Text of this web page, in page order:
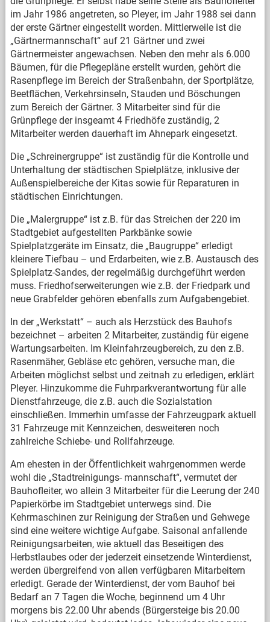
im Jahr 1986 angetreten, so Pleyer, im Jahr 1988 sei dann
der erste Gärtner eingestellt worden. Mittlerweile ist die
„Gärtnermannschaft“ auf 21 Gärtner und zwei
Gärtnermeister angewachsen. Neben den mehr als 6.000
Bäumen, für die Pflegepläne erstellt wurden, gehört die
Rasenpflege im Bereich der Straßenbahn, der Sportplätze,
Beetflächen, Verkehrsinseln, Stauden und Böschungen
zum Bereich der Gärtner. 3 Mitarbeiter sind für die
Grünpflege der insgeamt 4 Friedhöfe zuständig, 2
Mitarbeiter werden dauerhaft im Ahnepark eingesetzt.
Die „Schreinergruppe“ ist zuständig für die Kontrolle und
Unterhaltung der städtischen Spielplätze, inklusive der
Außenspielbereiche der Kitas sowie für Reparaturen in
städtischen Einrichtungen.
Die „Malergruppe“ ist z.B. für das Streichen der 220 im
Stadtgebiet aufgestellten Parkbänke sowie
Spielplatzgeräte im Einsatz, die „Baugruppe“ erledigt
kleinere Tiefbau – und Erdarbeiten, wie z.B. Austausch des
Spielplatz-Sandes, der regelmäßig durchgeführt werden
muss. Friedhofserweiterungen wie z.B. der Friedpark und
neue Grabfelder gehören ebenfalls zum Aufgabengebiet.
In der „Werkstatt“ – auch als Herzstück des Bauhofs
bezeichnet – arbeiten 2 Mitarbeiter, zuständig für eigene
Wartungsarbeiten. Im Kleinfahrzeugbereich, zu den z.B.
Rasenmäher, Gebläse etc gehören, versuche man, die
Arbeiten möglichst selbst und zeitnah zu erledigen, erklärt
Pleyer. Hinzukomme die Fuhrparkverantwortung für alle
Dienstfahrzeuge, die z.B. auch die Sozialstation
einschließen. Immerhin umfasse der Fahrzeugpark aktuell
31 Fahrzeuge mit Kennzeichen, desweiteren noch
zahlreiche Schiebe- und Rollfahrzeuge.
Am ehesten in der Öffentlichkeit wahrgenommen werde
wohl die „Stadtreinigungs- mannschaft“, vermutet der
Bauhofleiter, wo allein 3 Mitarbeiter für die Leerung der 240
Papierkörbe im Stadtgebiet unterwegs sind. Die
Kehrmaschinen zur Reinigung der Straßen und Gehwege
sind eine weitere wichtige Aufgabe. Saisonal anfallende
Reinigungsarbeiten, wie aktuell das Beseitigen des
Herbstlaubes oder der jederzeit einsetzende Winterdienst,
werden übergreifend von allen verfügbaren Mitarbeitern
erledigt. Gerade der Winterdienst, der vom Bauhof bei
Bedarf an 7 Tagen die Woche, beginnend um 4 Uhr
morgens bis 22.00 Uhr abends (Bürgersteige bis 20.00